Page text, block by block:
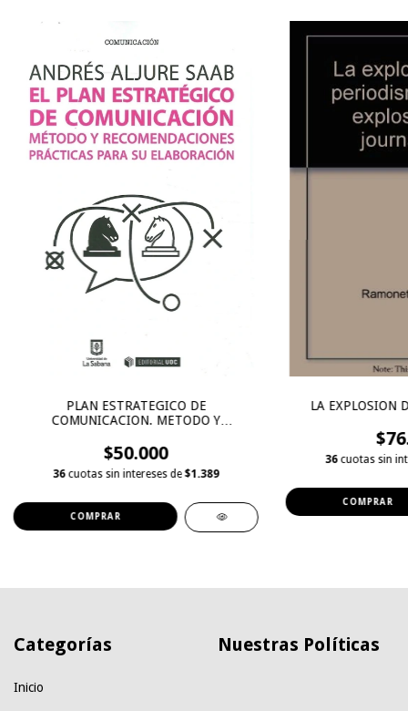
PLAN ESTRATEGICO DE
COMUNICACION. METODO Y
SU EL
$50.000
36 cuotas sin intereses de$1.389
LA EXPLOSION
36 cuotas sin
Categorías
Inicio
Nuestras Políticas